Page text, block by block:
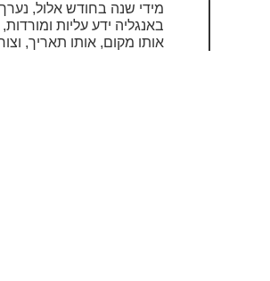
מידי שנה בחודש אלול,
באנגליה ידע עליות
אותו מקום, אותו תאריך,